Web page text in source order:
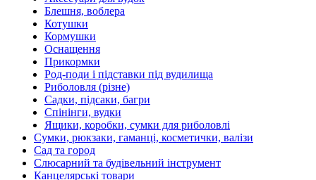
Блешня, воблера
Котушки
Кормушки
Оснащення
Прикормки
Род-поди і підставки під вудилища
Риболовля (різне)
Садки, підсаки, багри
Спінінги, вудки
Ящики, коробки, сумки для риболовлі
Сумки, рюкзаки, гаманці, косметички, валізи
Сад та город
Слюсарний та будівельний інструмент
Канцелярські товари